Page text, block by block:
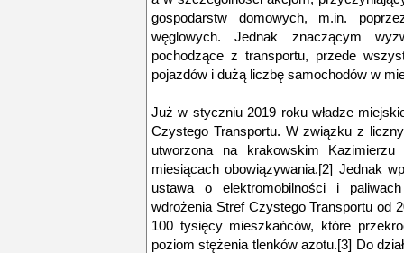
gospodarstw domowych, m.in.
węglowych. Jednak znaczącym
pochodzące z transportu, przede
pojazdów i dużą liczbę samochodów w
Już w styczniu 2019 roku władze
Czystego Transportu. W związku z
utworzona na krakowskim
miesiącach obowiązywania.[2] Jednak
ustawa o elektromobilności i
wdrożenia Stref Czystego Transportu od
100 tysięcy mieszkańców, które
poziom stężenia tlenków azotu.[3] Do